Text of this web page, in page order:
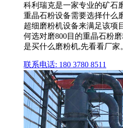
科利瑞克是一家专业的矿石
重晶石粉设备需要选择什么
超细磨粉机设备来满足该项
何选对磨800目的重晶石粉
是买什么磨粉机,先看看厂家
联系电话: 180 3780 8511